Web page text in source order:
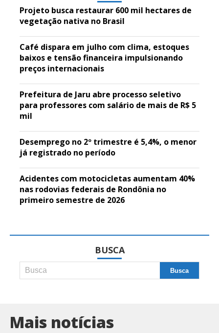
Projeto busca restaurar 600 mil hectares de
vegetação nativa no Brasil
Café dispara em julho com clima, estoques
baixos e tensão financeira impulsionando
preços internacionais
Prefeitura de Jaru abre processo seletivo
para professores com salário de mais de R$ 5
mil
Desemprego no 2º trimestre é 5,4%, o menor
já registrado no período
Acidentes com motocicletas aumentam 40%
nas rodovias federais de Rondônia no
primeiro semestre de 2026
BUSCA
Mais notícias